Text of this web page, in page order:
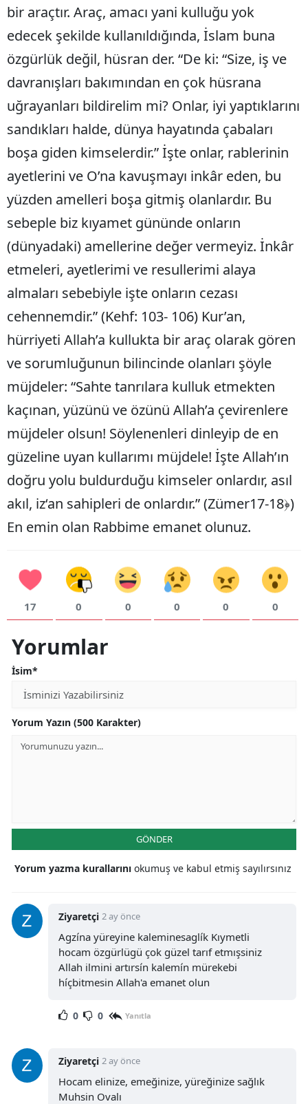
bir araçtır. Araç, amacı yani kulluğu yok
edecek şekilde kullanıldığında, İslam buna
özgürlük değil, hüsran der. “De ki: “Size, iş ve
davranışları bakımından en çok hüsrana
uğrayanları bildirelim mi? Onlar, iyi yaptıklarını
sandıkları halde, dünya hayatında çabaları
boşa giden kimselerdir.” İşte onlar, rablerinin
ayetlerini ve O’na kavuşmayı inkâr eden, bu
yüzden amelleri boşa gitmiş olanlardır. Bu
sebeple biz kıyamet gününde onların
(dünyadaki) amellerine değer vermeyiz. İnkâr
etmeleri, ayetlerimi ve resullerimi alaya
almaları sebebiyle işte onların cezası
cehennemdir.” (Kehf: 103- 106) Kur’an,
hürriyeti Allah’a kullukta bir araç olarak gören
ve sorumluğunun bilincinde olanları şöyle
müjdeler: “Sahte tanrılara kulluk etmekten
kaçınan, yüzünü ve özünü Allah’a çevirenlere
müjdeler olsun! Söylenenleri dinleyip de en
güzeline uyan kullarımı müjdele! İşte Allah’ın
doğru yolu buldurduğu kimseler onlardır, asıl
akıl, iz‘an sahipleri de onlardır.” (Zümer17-18﴿)
En emin olan Rabbime emanet olunuz.
17 0 0 0 0 0
Yorumlar
İsim*
Yorum Yazın (500 Karakter)
GÖNDER
Yorum yazma kurallarını okumuş ve kabul etmiş sayılırsınız
Ziyaretçi 2 ay önce
Agzína yüreyine kaleminesaglík Kıymetli
hocam özgürlügü çok güzel tarıf etmışsiniz
Allah ilmini artırsín kalemín mürekebi
híçbitmesin Allah'a emanet olun
0 0 Yanıtla
Ziyaretçi 2 ay önce
Hocam elinize, emeğinize, yüreğinize sağlık
Muhsin Ovalı